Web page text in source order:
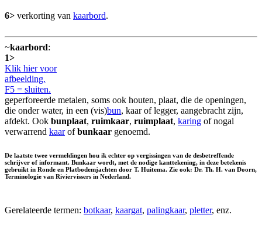
6> verkorting van kaarbord.
~kaarbord:
1>
Klik hier voor
afbeelding.
F5 = sluiten.
geperforeerde metalen, soms ook houten, plaat, die de openingen,
die onder water, in een (vis)bun, kaar of legger, aangebracht zijn,
afdekt. Ook bunplaat, ruimkaar, ruimplaat, karing of nogal
verwarrend kaarofbunkaar genoemd.
De laatste twee vermeldingen hou ik echter op vergissingen van de desbetreffende
schrijver of informant. Bunkaar wordt, met de nodige kanttekening, in deze betekenis
gebruikt in Ronde en Platbodemjachten door T. Huitema. Zie ook: Dr. Th. H. van Doorn,
Terminologie van Riviervissers in Nederland.
Gerelateerde termen: botkaar, kaargat, palingkaar, pletter, enz.